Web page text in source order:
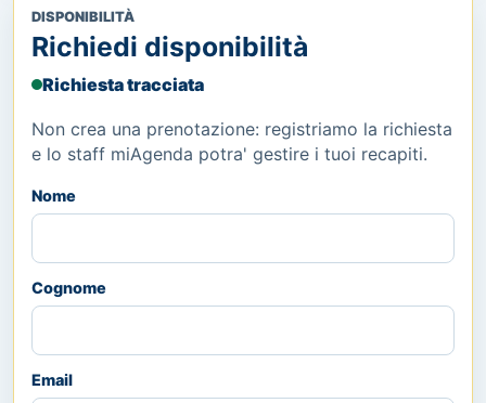
DISPONIBILITÀ
Richiedi disponibilità
Richiesta tracciata
Non crea una prenotazione: registriamo la richiesta
e lo staff miAgenda potra' gestire i tuoi recapiti.
Nome
Cognome
Email